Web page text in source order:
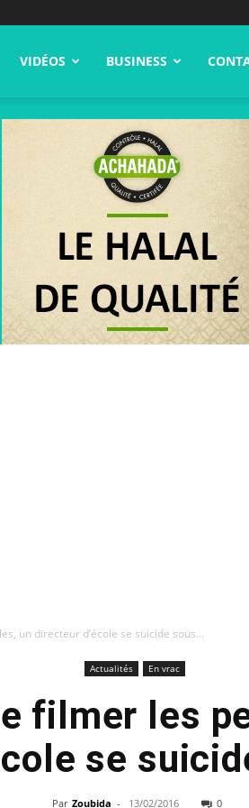
VIDÉOS BUSINESS
un directeur d’école se suicide sous...
Actualités En vrac
filmer les
se
Par Zoubida - 13/02/2016 0